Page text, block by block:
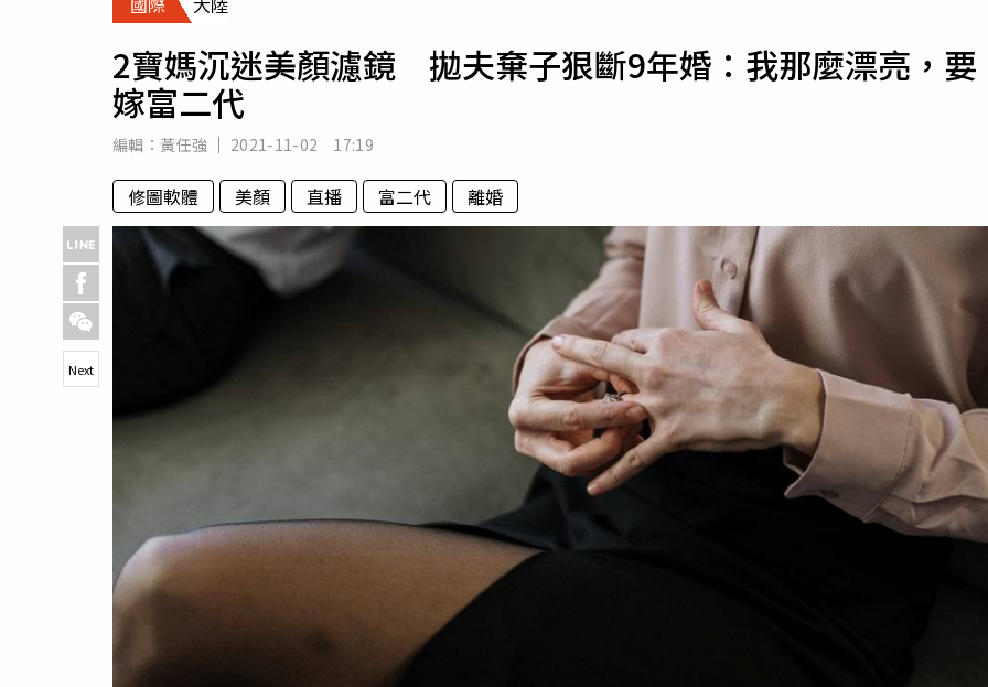
專欄
運勢
2寶媽沉迷美顏濾鏡 拋夫棄子狠斷9年婚：我那麼漂亮，要
嫁富二代
編輯： 黃任強 2021-11-02 17:19
修圖軟體 美顏 直播 富二代 離婚
Next